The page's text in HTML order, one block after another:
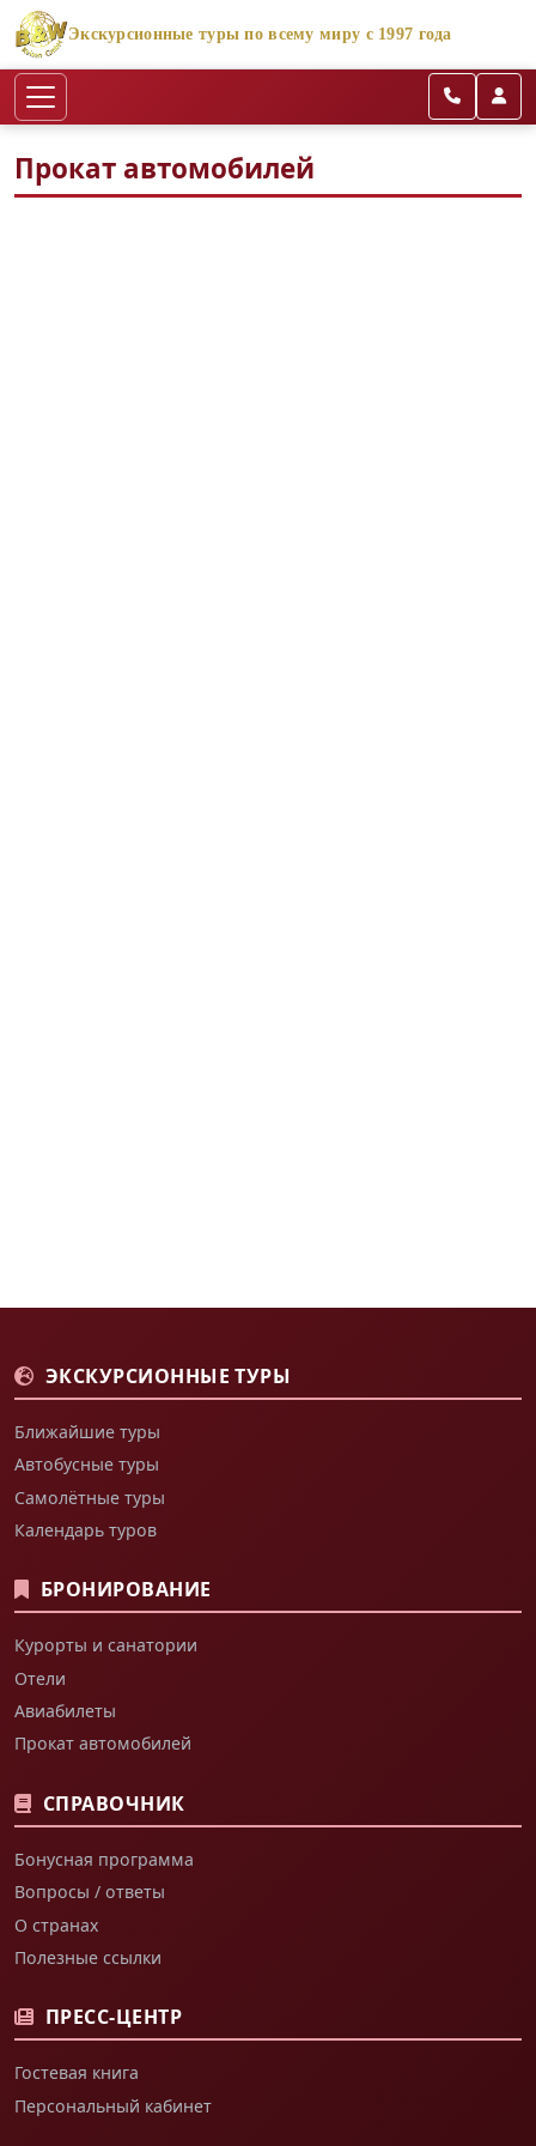
Экскурсионные туры по всему миру с 1997 года
Прокат автомобилей
ЭКСКУРСИОННЫЕ ТУРЫ
Ближайшие туры
Автобусные туры
Самолётные туры
Календарь туров
БРОНИРОВАНИЕ
Курорты и санатории
Отели
Авиабилеты
Прокат автомобилей
СПРАВОЧНИК
Бонусная программа
Вопросы / ответы
О странах
Полезные ссылки
ПРЕСС-ЦЕНТР
Гостевая книга
Персональный кабинет